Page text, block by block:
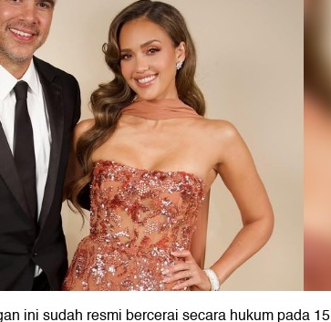
ini sudah resmi bercerai secara hukum pada 15